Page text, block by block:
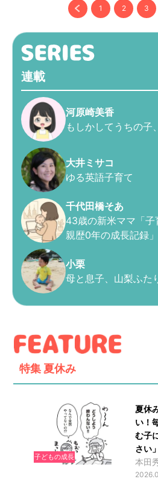
1 2 3
連載
河原崎美香
もしかしてうちの子
大井ミサコ
ゆる英語子育て
千代田橋そあ
43歳の新米ママ「
親歴0年の成長記録」
小栗
母と息子、山梨ふた
特集 夏休み
子どもの成長
夏休
い！
む子
さい
本田